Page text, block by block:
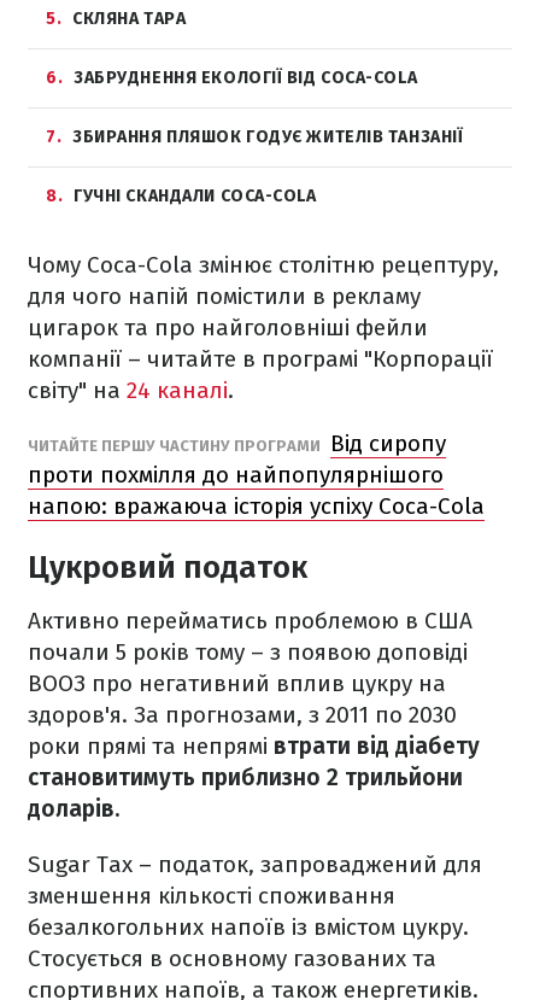
5 СКЛЯНА ТАРА
6 ЗАБРУДНЕННЯ ЕКОЛОГІЇ ВІД COCA-СOLA
7 ЗБИРАННЯ ПЛЯШОК ГОДУЄ ЖИТЕЛІВ ТАНЗАНІЇ
8 ГУЧНІ СКАНДАЛИ COCA-COLA
Чому Coca-Cola змінює столітню рецептуру,
для чого напій помістили в рекламу
цигарок та про найголовніші фейли
компанії – читайте в програмі "Корпорації
світу" на 24 каналі.
ЧИТАЙТЕ ПЕРШУ ЧАСТИНУ ПРОГРАМИ
Від сиропу
проти похмілля до найпопулярнішого
напою: вражаюча історія успіху Coca-Cola
Цукровий податок
Активно перейматись проблемою в США
почали 5 років тому – з появою доповіді
ВООЗ про негативний вплив цукру на
здоров'я. За прогнозами, з 2011 по 2030
роки прямі та непрямі втрати від діабету
становитимуть приблизно 2 трильйони
доларів.
Sugar Tax – податок, запроваджений для
зменшення кількості споживання
безалкогольних напоїв із вмістом цукру.
Стосується в основному газованих та
спортивних напоїв, а також енергетиків.